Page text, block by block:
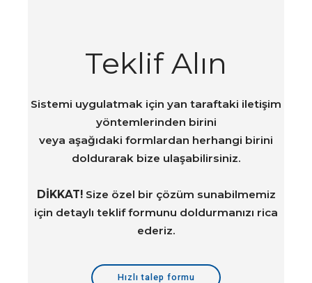
Teklif Alın
Sistemi uygulatmak için yan taraftaki iletişim
yöntemlerinden birini
veya aşağıdaki formlardan herhangi birini
doldurarak bize ulaşabilirsiniz.
DİKKAT!Size özel bir çözüm sunabilmemiz
için detaylı teklif formunu doldurmanızı rica
ederiz.
Hızlı talep formu